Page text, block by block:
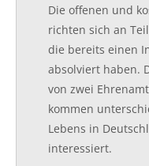
Die offenen und
richten sich an
die bereits einen
absolviert haben.
von zwei
kommen
Lebens in
interessiert.